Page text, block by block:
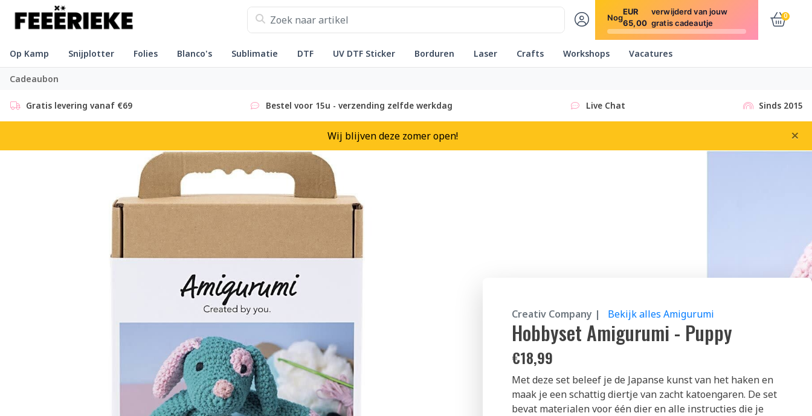
Nog
EUR
65,00
verwijderd van jouw
gratis cadeautje
0
Op Kamp Snijplotter Folies Blanco's Sublimatie DTF UV DTF Sticker Borduren Laser Crafts Workshops Vacatures
Cadeaubon
Gratis levering vanaf €69 Bestel voor 15u - verzending zelfde werkdag Live Chat Sinds 2015
Wij blijven deze zomer open! ×
Creativ Company | Bekijk alles Amigurumi
Hobbyset Amigurumi - Puppy
€18,99
Met deze set beleef je de Japanse kunst van het haken en
maak je een schattig diertje van zacht katoengaren. De set
bevat materialen voor één dier en alle instructies die je